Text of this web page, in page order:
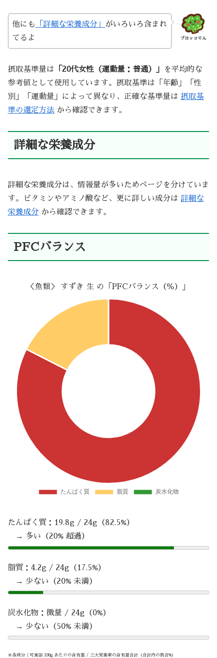
ブロッコりん
他にも 「詳細な栄養成分」
がいろいろ含まれ
てるよ
摂取基準量は 「20代女性（運動量：普通）」
を平均的な
参考値として使用しています。摂取基準は「年齢」「性
別」「運動量」によって異なり、正確な基準量は 摂取基
準の選定方法 から確認できます。
詳細な栄養成分
詳細な栄養成分は、情報量が多いためページを分けていま
す。ビタミンやアミノ酸など、更に詳しい成分は 詳細な
栄養成分 から確認できます。
PFCバランス
＜魚類＞ すずき 生 の「PFCバランス（％）」
たんぱく質：19.8g / 24g（82.5%）
→ 多い（20% 超過）
脂質：4.2g / 24g（17.5%）
→ 少ない（20% 未満）
炭水化物：微量 / 24g（0%）
→ 少ない（50% 未満）
※各成分：可食部 100g あたりの含有量 / 三大栄養素の含有量合計（合計内の割合%）